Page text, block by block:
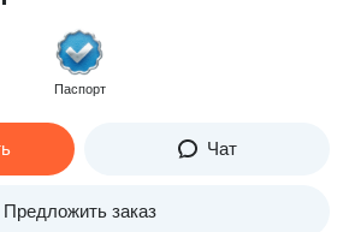
Паспорт
Чат
Предложить заказ